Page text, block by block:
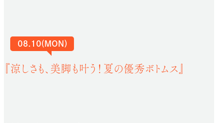
08.10(MON)
『涼しさも、美脚も叶う！夏の優秀ボトムス』